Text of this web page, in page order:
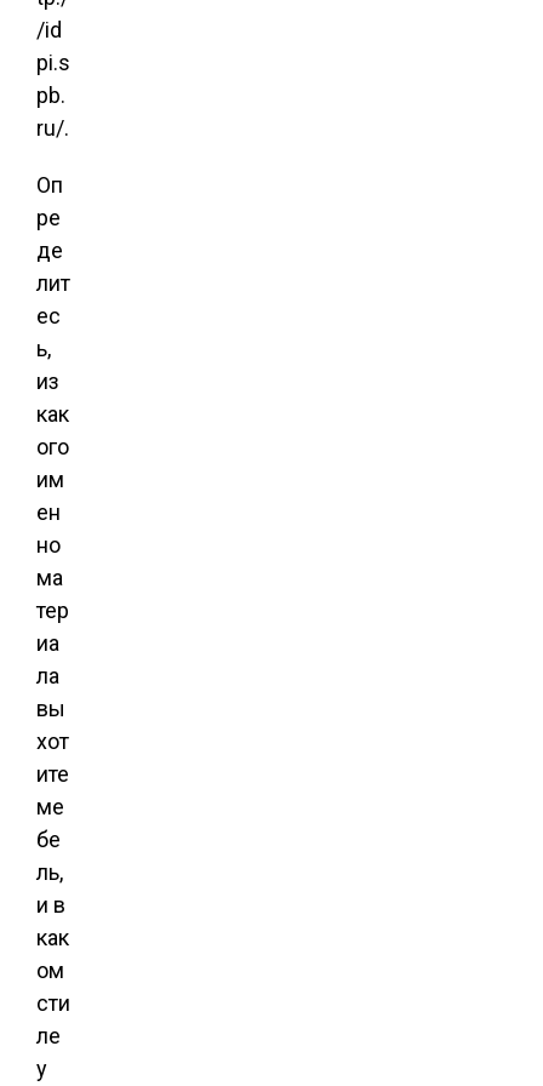
/id
pi.s
pb.
ru/.
Оп
ре
де
лит
ес
ь,
из
как
ого
им
ен
но
ма
тер
иа
ла
вы
хот
ите
ме
бе
ль,
и в
как
ом
сти
ле
у